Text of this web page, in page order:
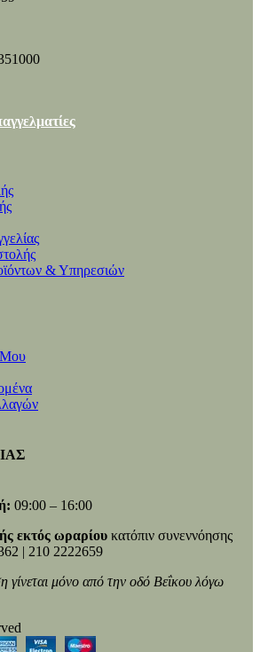
& Υπηρεσιών
Μου
09:00 – 16:00
εκτός ωραρίου κατόπιν συνεννόησης
| 210 2222659
γίνεται μόνο από την οδό Βεΐκου λόγω